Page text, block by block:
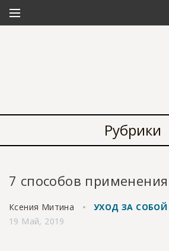
Рубрики
7 способов
Ксения Митина
УХОД ЗА СОБОЙ
19 Май, 2019